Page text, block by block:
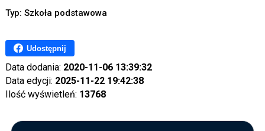
Typ: Szkoła podstawowa
Udostępnij
Data dodania: 2020-11-06 13:39:32
Data edycji: 2025-11-22 19:42:38
Ilość wyświetleń: 13768